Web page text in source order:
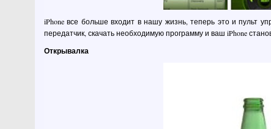
iPhone все больше входит в нашу жизнь, теперь это и пульт
передатчик, скачать необходимую программу и ваш iPhone
Открывалка